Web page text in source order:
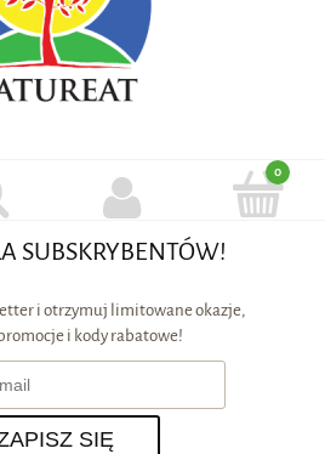
SUBSKRYBENTÓW!
i otrzymuj limitowane okazje,
i kody rabatowe!
SIĘ